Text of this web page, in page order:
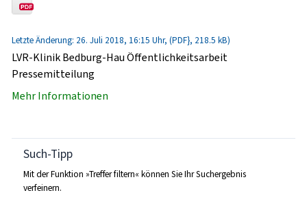
Letzte Änderung: 26. Juli 2018, 16:15 Uhr, (PDF}, 218.5 kB)
LVR-Klinik Bedburg-Hau Öffentlichkeitsarbeit
Pressemitteilung
Mehr Informationen
Such-Tipp
Mit der Funktion »Treffer filtern« können Sie Ihr Suchergebnis
verfeinern.